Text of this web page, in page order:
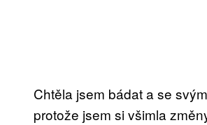
Chtěla jsem bádat a se
protože jsem si všimla